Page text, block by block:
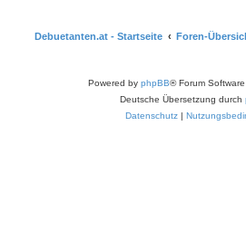
Debuetanten.at - Startseite Foren-
Powered by phpBB® Forum
Deutsche Übersetzung durch
Datenschutz|